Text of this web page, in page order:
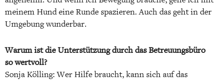
meinem Hund eine Runde spazieren. Auch das geht in der
Umgebung wunderbar.
Warum ist die Unterstützung durch das Betreuungsbüro
so wertvoll?
Sonja Kölling: Wer Hilfe braucht, kann sich auf das